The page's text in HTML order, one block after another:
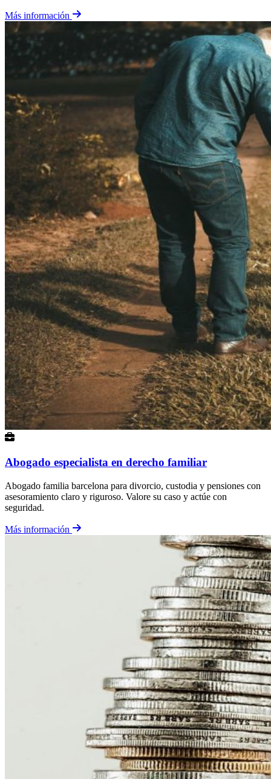
Más información
Abogado especialista en derecho familiar
Abogado familia barcelona para divorcio, custodia y pensiones con
asesoramiento claro y riguroso. Valore su caso y actúe con
seguridad.
Más información